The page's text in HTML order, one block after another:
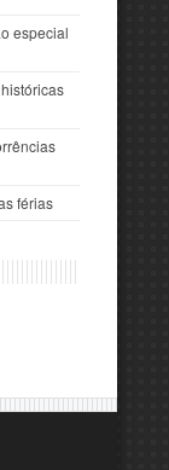
especial
férias